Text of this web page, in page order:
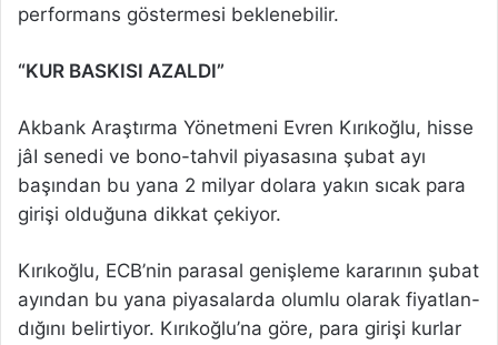
performans göstermesi beklenebilir.
“KUR BASKISI AZALDI”
Akbank Araştırma Yönetmeni Evren Kırıkoğlu, hisse
jâI senedi ve bono-tahvil piyasasına şubat ayı
başından bu yana 2 milyar dolara yakın sıcak para
girişi olduğuna dikkat çekiyor.
Kırıkoğlu, ECB’nin parasal genişleme kararının şubat
ayından bu yana piyasalarda olumlu olarak fiyatlan-
dığını belirtiyor. Kırıkoğlu’na göre, para girişi kurlar